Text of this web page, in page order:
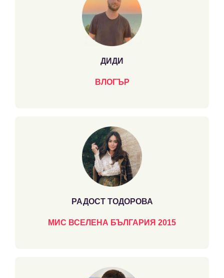
ДИДИ
ВЛОГЪР
РАДОСТ ТОДОРОВА
МИС ВСЕЛЕНА БЪЛГАРИЯ 2015